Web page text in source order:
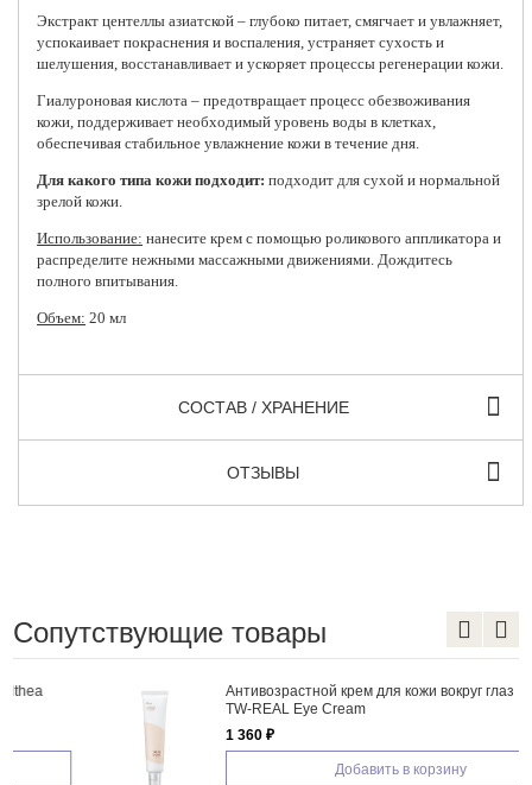
Экстракт центеллы азиатской – глубоко питает, смягчает и увлажняет,
успокаивает покраснения и воспаления, устраняет сухость и
шелушения, восстанавливает и ускоряет процессы регенерации кожи.
Гиалуроновая кислота – предотвращает процесс обезвоживания
кожи, поддерживает необходимый уровень воды в клетках,
обеспечивая стабильное увлажнение кожи в течение дня.
Для какого типа кожи подходит: подходит для сухой и нормальной
зрелой кожи.
Использование: нанесите крем с помощью роликового аппликатора и
распределите нежными массажными движениями. Дождитесь
полного впитывания.
Объем: 20 мл
СОСТАВ / ХРАНЕНИЕ
ОТЗЫВЫ
Сопутствующие товары
Антивозрастной крем для кожи вокруг глаз IsNtree
TW-REAL Eye Cream
Добавить в корзину